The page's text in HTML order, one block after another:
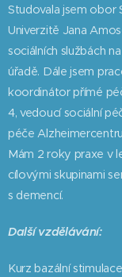
Studovala jsem obor
Univerzitě Jana
sociálních službách
úřadě. Dále jsem
koordinátor přímé
4, vedoucí sociální
péče
Mám 2 roky praxe v
cílovými skupinami
s demencí.
Další vzdělávání:
Kurz bazální